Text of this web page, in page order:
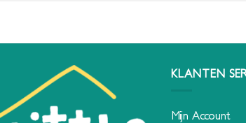
KLANTEN
Mijn Account